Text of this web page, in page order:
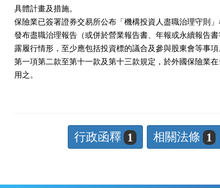
具體計畫及措施。
保險業已簽署證券交易所公布「機構投資人盡職治理守則
發布盡職治理報告（或併於營業報告書、年報或永續報告
露履行情形，至少應包括投資標的議合及參與股東會等事項
第一項第二款至第十一款及第十三款規定，於外國保險業
用之。
行政函釋 1 相關法條 1